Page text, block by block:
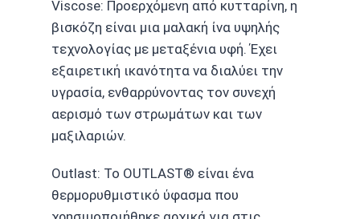
Viscose: Προερχόμενη από κυτταρίνη, η
βισκόζη είναι μια μαλακή ίνα υψηλής
τεχνολογίας με μεταξένια υφή. Έχει
εξαιρετική ικανότητα να διαλύει την
υγρασία, ενθαρρύνοντας τον συνεχή
αερισμό των στρωμάτων και των
μαξιλαριών.
Outlast: Το OUTLAST® είναι ένα
θερμορυθμιστικό ύφασμα που